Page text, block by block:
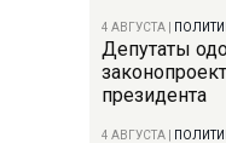
4 АВГУСТА
Депутаты
президента
4 АВГУСТА